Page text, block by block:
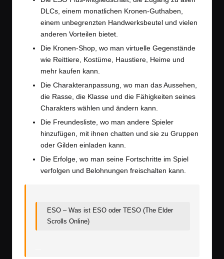
DLCs, einem monatlichen Kronen-Guthaben,
einem unbegrenzten Handwerksbeutel und vielen
anderen Vorteilen bietet.
Die Kronen-Shop, wo man virtuelle Gegenstände
wie Reittiere, Kostüme, Haustiere, Heime und
mehr kaufen kann.
Die Charakteranpassung, wo man das Aussehen,
die Rasse, die Klasse und die Fähigkeiten seines
Charakters wählen und ändern kann.
Die Freundesliste, wo man andere Spieler
hinzufügen, mit ihnen chatten und sie zu Gruppen
oder Gilden einladen kann.
Die Erfolge, wo man seine Fortschritte im Spiel
verfolgen und Belohnungen freischalten kann.
ESO – Was ist ESO oder TESO (The Elder
Scrolls Online)